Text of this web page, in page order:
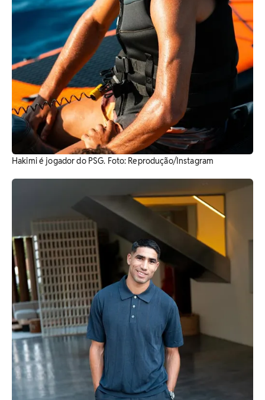
Hakimi é jogador do PSG. ​Foto: Reprodução/Instagram